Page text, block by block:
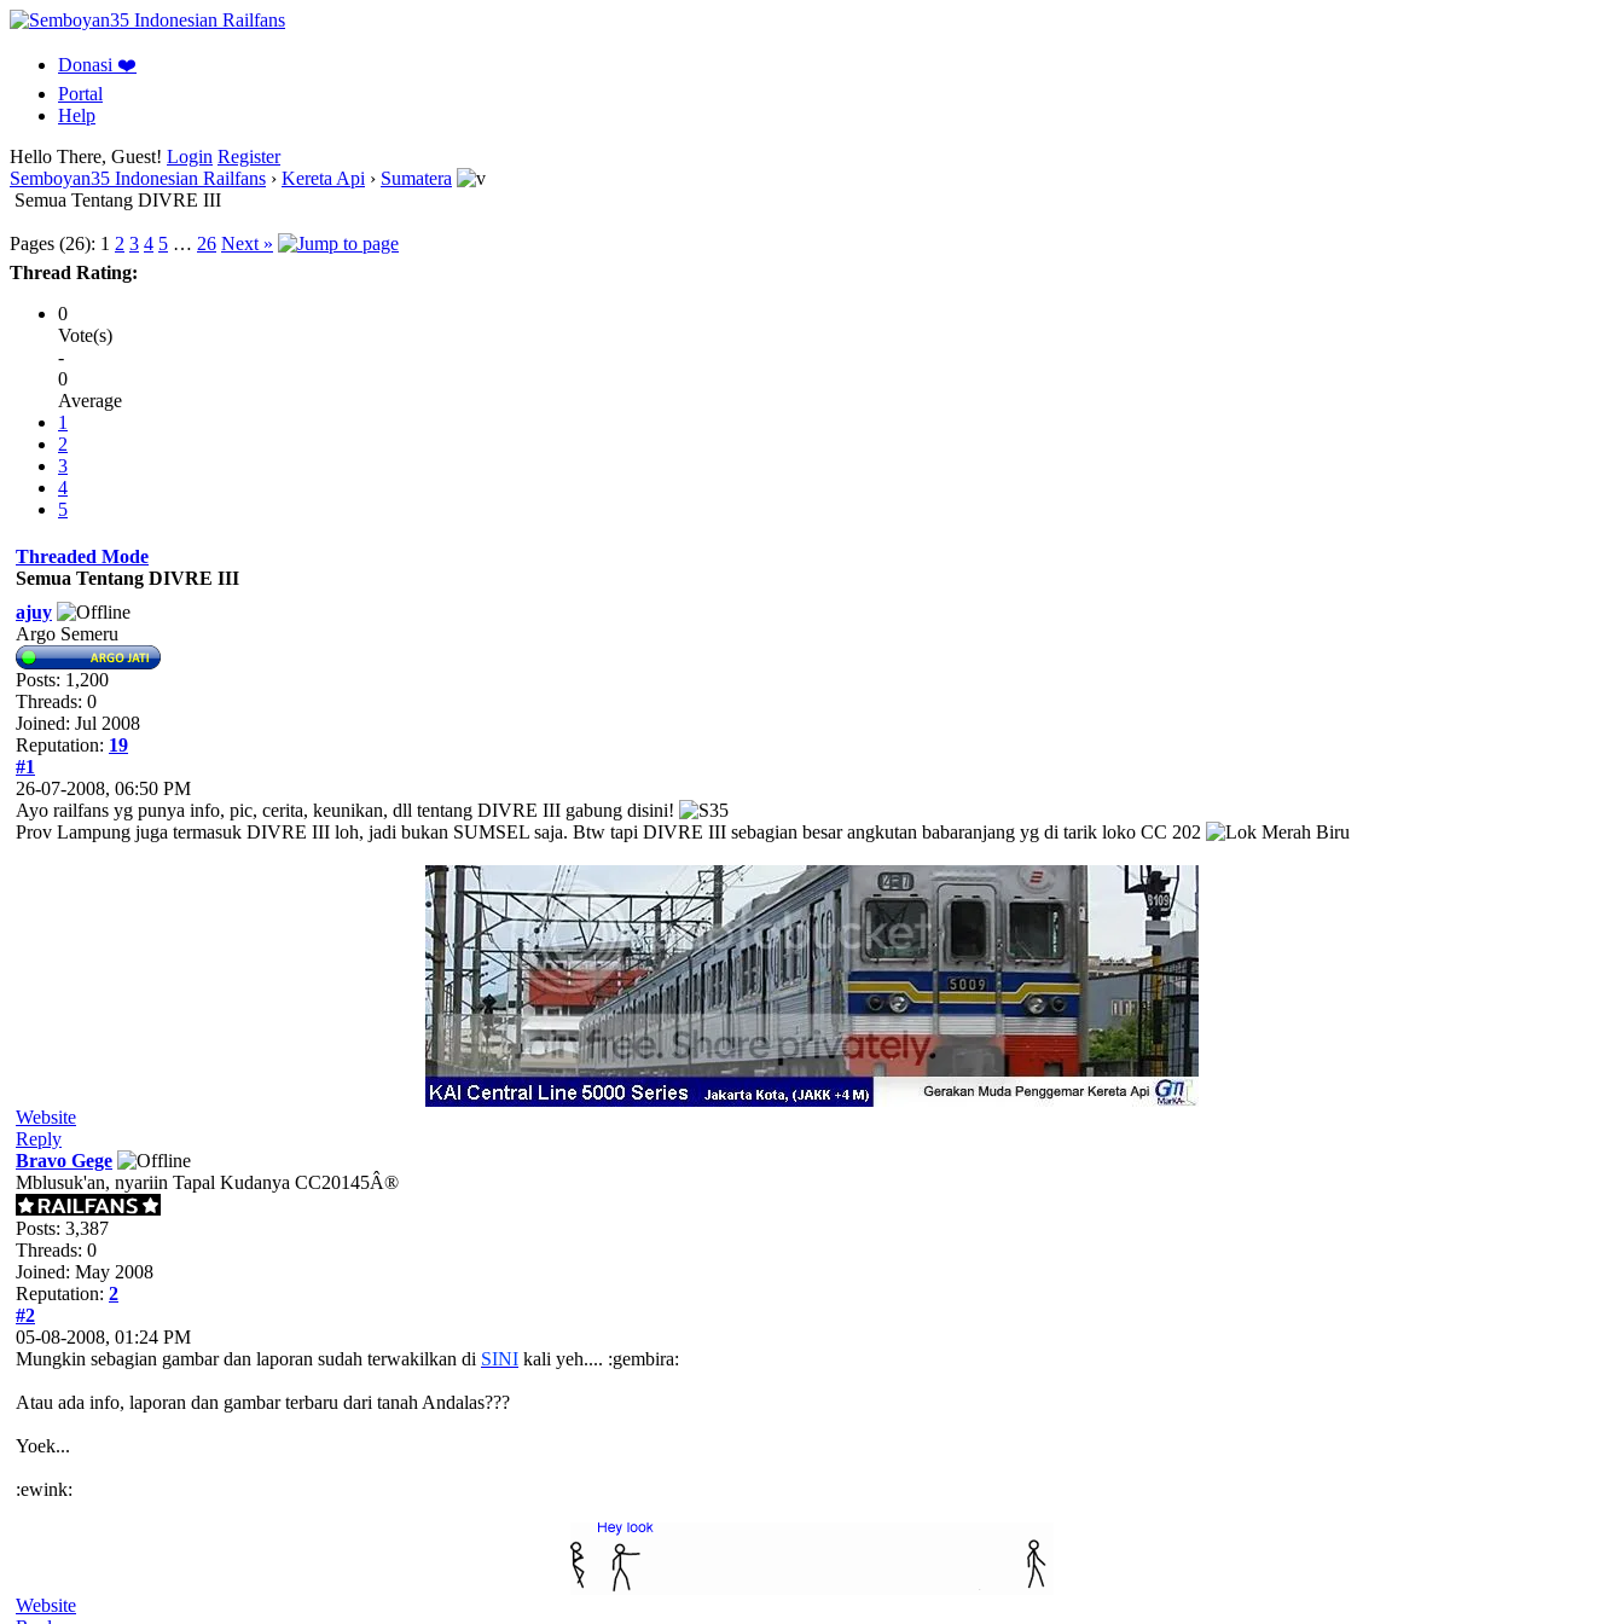
Donasi ❤️
Portal
Help
Hello There, Guest! Login Register
Semboyan35 Indonesian Railfans › Kereta Api › Sumatera
Semua Tentang DIVRE III
Pages (26): 1 2 3 4 5 … 26 Next »
Thread Rating:
0
Vote(s)
-
0
Average
1
2
3
4
5
Threaded Mode
Semua Tentang DIVRE III
ajuy
Argo Semeru
Posts: 1,200
Threads: 0
Joined: Jul 2008
Reputation: 19
#1
26-07-2008, 06:50 PM
Ayo railfans yg punya info, pic, cerita, keunikan, dll tentang DIVRE III gabung disini!
Prov Lampung juga termasuk DIVRE III loh, jadi bukan SUMSEL saja. Btw tapi DIVRE III sebagian besar angkutan babaranjang yg di tarik loko CC 202
Website
Reply
Bravo Gege
Mblusuk'an, nyariin Tapal Kudanya CC20145Â®
Posts: 3,387
Threads: 0
Joined: May 2008
Reputation: 2
#2
05-08-2008, 01:24 PM
Mungkin sebagian gambar dan laporan sudah terwakilkan di SINI kali yeh.... :gembira:
Atau ada info, laporan dan gambar terbaru dari tanah Andalas???
Yoek...
:ewink:
Website